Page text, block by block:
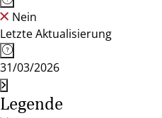
Nein
Letzte Aktualisierung
31/03/2026
Legende